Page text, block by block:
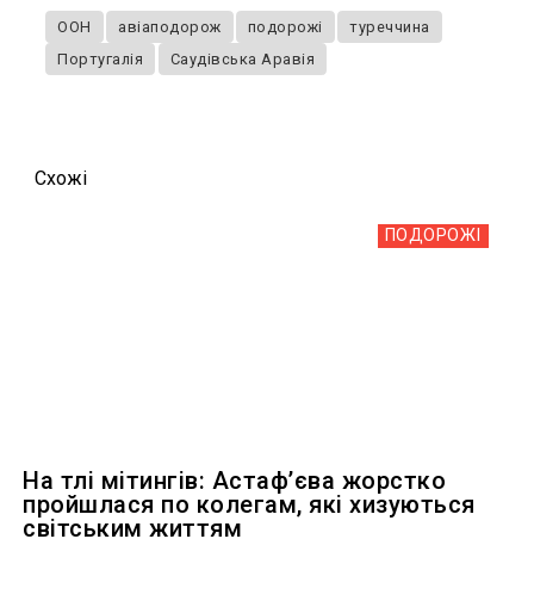
ООН авіаподорож подорожі
туреччина
Португалія
Саудівська Аравія
Схожi
ПОДОРОЖІ
На тлі мітингів: Астафʼєва жорстко
пройшлася по колегам, які хизуються
світським життям